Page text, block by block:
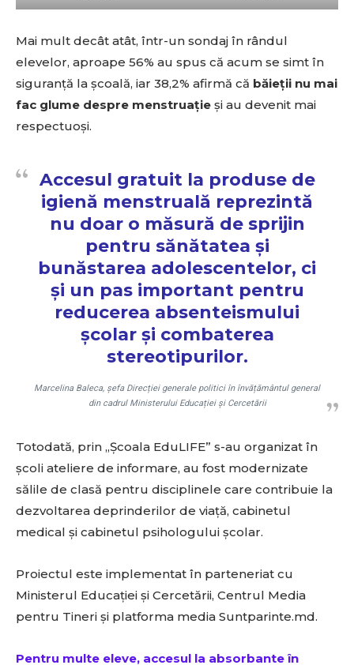
Mai mult decât atât, într-un sondaj în rândul
elevelor, aproape 56% au spus că acum se simt în
siguranță la școală, iar 38,2% afirmă că băieții nu mai
fac glume despre menstruație și au devenit mai
respectuoși.
Accesul gratuit la produse de
igienă menstruală reprezintă
nu doar o măsură de sprijin
pentru sănătatea și
bunăstarea adolescentelor, ci
și un pas important pentru
reducerea absenteismului
școlar și combaterea
stereotipurilor.
Marcelina Baleca, șefa Direcției generale politici în învățământul general
din cadrul Ministerului Educației și Cercetării
Totodată, prin „Școala EduLIFE” s-au organizat în
școli ateliere de informare, au fost modernizate
sălile de clasă pentru disciplinele care contribuie la
dezvoltarea deprinderilor de viață, cabinetul
medical și cabinetul psihologului școlar.
Proiectul este implementat în parteneriat cu
Ministerul Educației și Cercetării, Centrul Media
pentru Tineri și platforma media Suntparinte.md.
Pentru multe eleve, accesul la absorbante în